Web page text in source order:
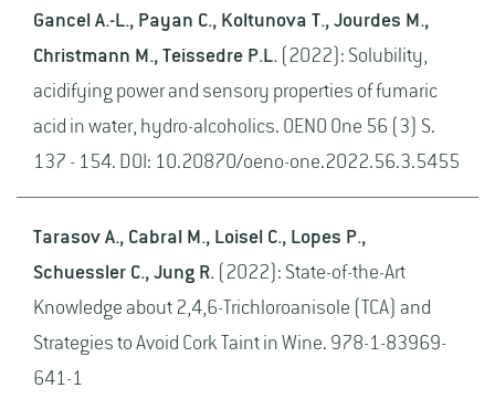
Gancel A.-L., Payan C., Koltunova T., Jourdes M.,
Christmann M., Teissedre P.L. (2022): Solubility,
acidifying power and sensory properties of fumaric
acid in water, hydro-alcoholics. OENO One 56 (3) S.
137 - 154. DOI: 10.20870/oeno-one.2022.56.3.5455
Tarasov A., Cabral M., Loisel C., Lopes P.,
Schuessler C., Jung R. (2022): State-of-the-Art
Knowledge about 2,4,6-Trichloroanisole (TCA) and
Strategies to Avoid Cork Taint in Wine. 978-1-83969-
641-1